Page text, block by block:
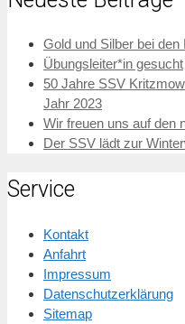
Gold und Silber bei
Übungsleiter*in gesucht
50 Jahre SSV
Jahr 2023
Wir freuen uns auf den
Der SSV lädt zur
Service
Kontakt
Anfahrt
Impressum
Datenschutzerklärung
Sitemap